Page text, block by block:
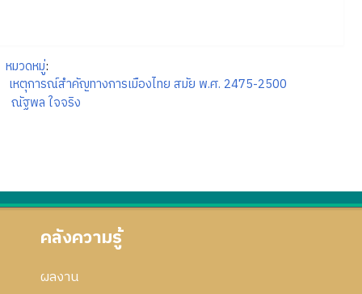
หมวดหมู่:
เหตุการณ์สำคัญทางการเมืองไทย สมัย พ.ศ. 2475-2500
ณัฐพล ใจจริง
คลังความรู้
ผลงาน